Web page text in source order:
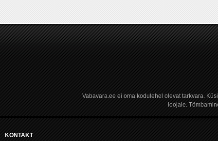
Vabavara.ee ei oma kodulehel olevat tarkvara.
loojale.
KONTAKT